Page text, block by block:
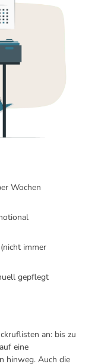
Wochen
immer
gepflegt
an: bis zu
eine
hinweg. Auch die